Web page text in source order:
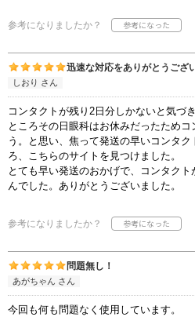
参考になりましたか？
迅速な対応をありがとうござ
しおり さん
コンタクトが残り2日分しかないと気づ
ところその日眼科はお休みだったため
う。と思い、焦って発送の早いコンタ
ろ、こちらのサイトを見つけました。
とても早い発送のおかげで、コンタク
んでした。ありがとうございました。
参考になりましたか？
問題無し！
あがちゃん さん
今回も何も問題なく使用しています。